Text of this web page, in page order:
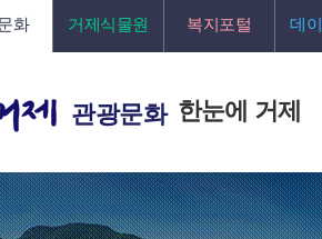
화 거제식물원 복지포털 데
관광문화 한눈에 거제